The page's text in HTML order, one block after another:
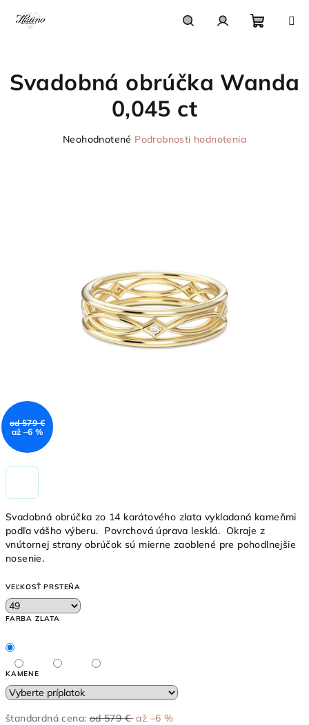
košík
Svadobná obrúčka zo 14 karátového zlata vykladaná kameňmi
podľa vášho výberu. Povrchová úprava lesklá. Okraje z
vnútornej strany obrúčok sú mierne zaoblené pre pohodlnejšie
nosenie.
VEĽKOSŤ PRSTEŇA
FARBA ZLATA
KAMENE
štandardná cena: od 579 € až –6 %
Svadobná obrúčka Wanda
0,045 ct
Priemerné
Neohodnotené Podrobnosti hodnotenia
od 579 €
až –6 %